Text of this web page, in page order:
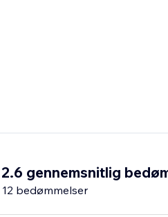
2.6 gennemsnitlig
12 bedømmelser